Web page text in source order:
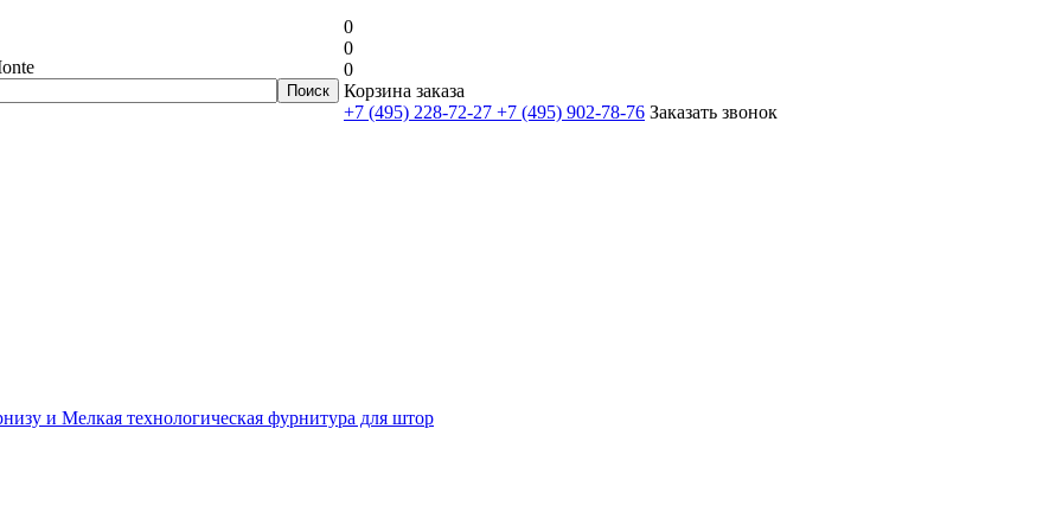
0
0
0
Корзина заказа
+7 (495) 228-72-27 +7 (495) 902-78-76 Заказать звонок
и Мелкая технологическая фурнитура для штор